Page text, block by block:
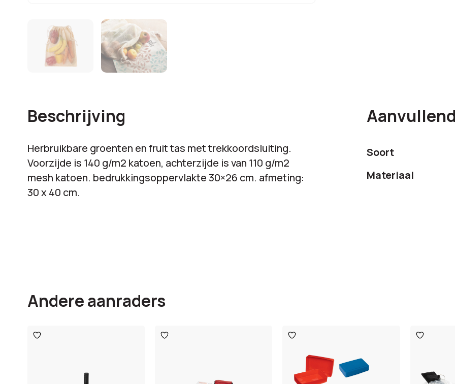
Beschrijving
Herbruikbare groenten en fruit tas met trekkoordsluiting.
Voorzijde is 140 g/m2 katoen, achterzijde is van 110 g/m2
mesh katoen. bedrukkingsoppervlakte 30×26 cm. afmeting:
30 x 40 cm.
Soort
Materiaal
Andere aanraders
Toevoegen
aan
Toevoegen
aan
Toevoegen
aan aan